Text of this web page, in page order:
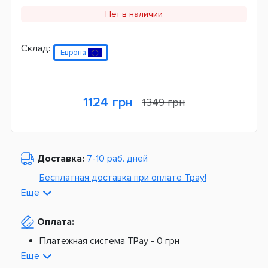
Нет в наличии
Склад: Европа
1124 грн 1349 грн
Доставка: 7-10 раб. дней
Бесплатная доставка при оплате Tpay!
Из Европы от
Платная доставка по Украине:
Еще
Оплата:
Платежная система TPay - 0 грн
На расчетный счет -
Еще